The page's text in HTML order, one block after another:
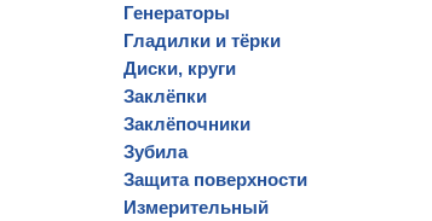
Генераторы
Гладилки и тёрки
Диски, круги
Заклёпки
Заклёпочники
Зубила
Защита поверхности
Измерительный